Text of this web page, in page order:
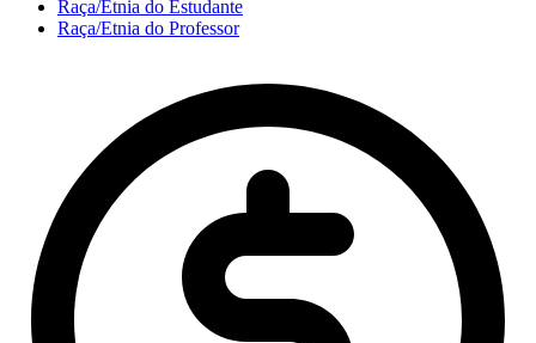
Raça/Etnia do Estudante
Raça/Etnia do Professor